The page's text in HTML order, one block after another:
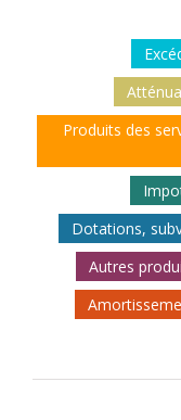
Produits des
Dotations,
Autres